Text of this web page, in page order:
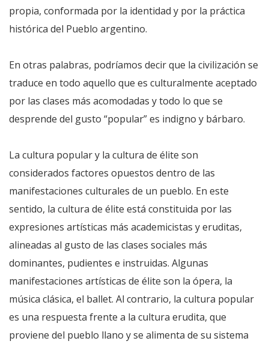
propia, conformada por la identidad y por la práctica
histórica del Pueblo argentino.
En otras palabras, podríamos decir que la civilización se
traduce en todo aquello que es culturalmente aceptado
por las clases más acomodadas y todo lo que se
desprende del gusto “popular” es indigno y bárbaro.
La cultura popular y la cultura de élite son
considerados factores opuestos dentro de las
manifestaciones culturales de un pueblo. En este
sentido, la cultura de élite está constituida por las
expresiones artísticas más academicistas y eruditas,
alineadas al gusto de las clases sociales más
dominantes, pudientes e instruidas. Algunas
manifestaciones artísticas de élite son la ópera, la
música clásica, el ballet. Al contrario, la cultura popular
es una respuesta frente a la cultura erudita, que
proviene del pueblo llano y se alimenta de su sistema